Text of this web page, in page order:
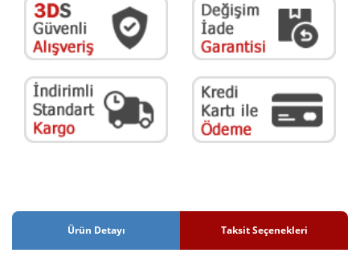
Ürün Detayı Taksit Seçenekleri